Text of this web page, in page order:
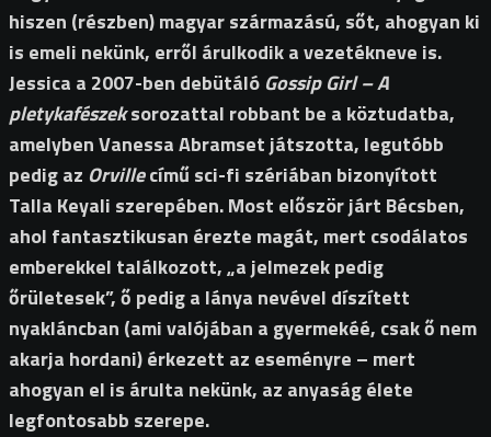
hiszen (részben) magyar származású, sőt, ahogyan ki
is emeli nekünk, erről árulkodik a vezetékneve is.
Jessica a 2007-ben debütáló Gossip Girl – A
pletykafészeksorozattal robbant be a köztudatba,
amelyben Vanessa Abramset játszotta, legutóbb
pedig az Orvillecímű sci-fi szériában bizonyított
Talla Keyali szerepében. Most először járt Bécsben,
ahol fantasztikusan érezte magát, mert csodálatos
emberekkel találkozott, „a jelmezek pedig
őrületesek”, ő pedig a lánya nevével díszített
nyakláncban (ami valójában a gyermekéé, csak ő nem
akarja hordani) érkezett az eseményre – mert
ahogyan el is árulta nekünk, az anyaság élete
legfontosabb szerepe.